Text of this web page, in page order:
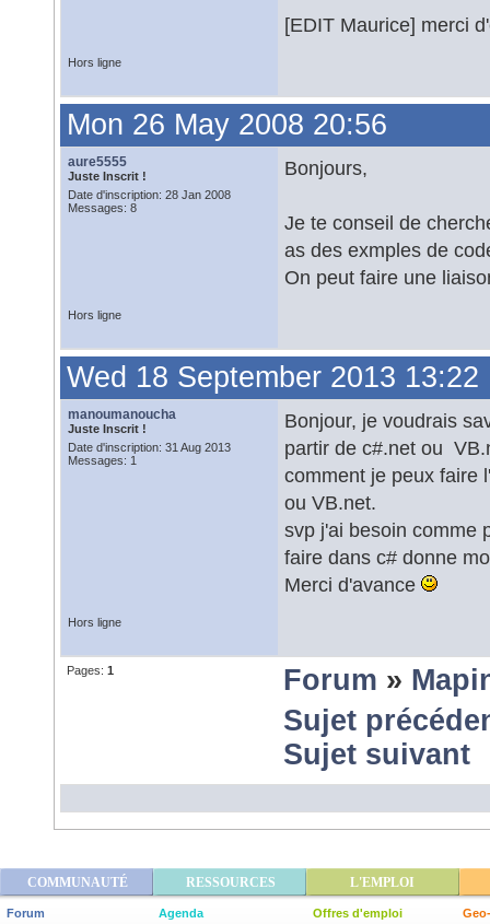
[EDIT Maurice] merci
Hors ligne
Mon 26 May 2008 20:56
aure5555
Juste Inscrit !
Date d'inscription: 28 Jan 2008
Messages: 8
Bonjours,
Je te conseil de
as des exmples de
On peut faire une
Hors ligne
Wed 18 September 2013 13:22
manoumanoucha
Juste Inscrit !
Date d'inscription: 31 Aug 2013
Messages: 1
Bonjour, je voudrais
partir de c#.net ou
comment je peux faire
ou VB.net.
svp j'ai besoin comme
faire dans c# donne
Merci d'avance
Hors ligne
Pages: 1 Forum »
Sujet
Sujet suivant
COMMUNAUTÉ RESSOURCES L'EMPLOI
Forum
Agenda
Offres d'emploi